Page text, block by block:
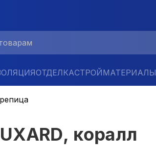
ОТДЕЛКАСТРОЙМАТЕРИАЛЫ
коралл